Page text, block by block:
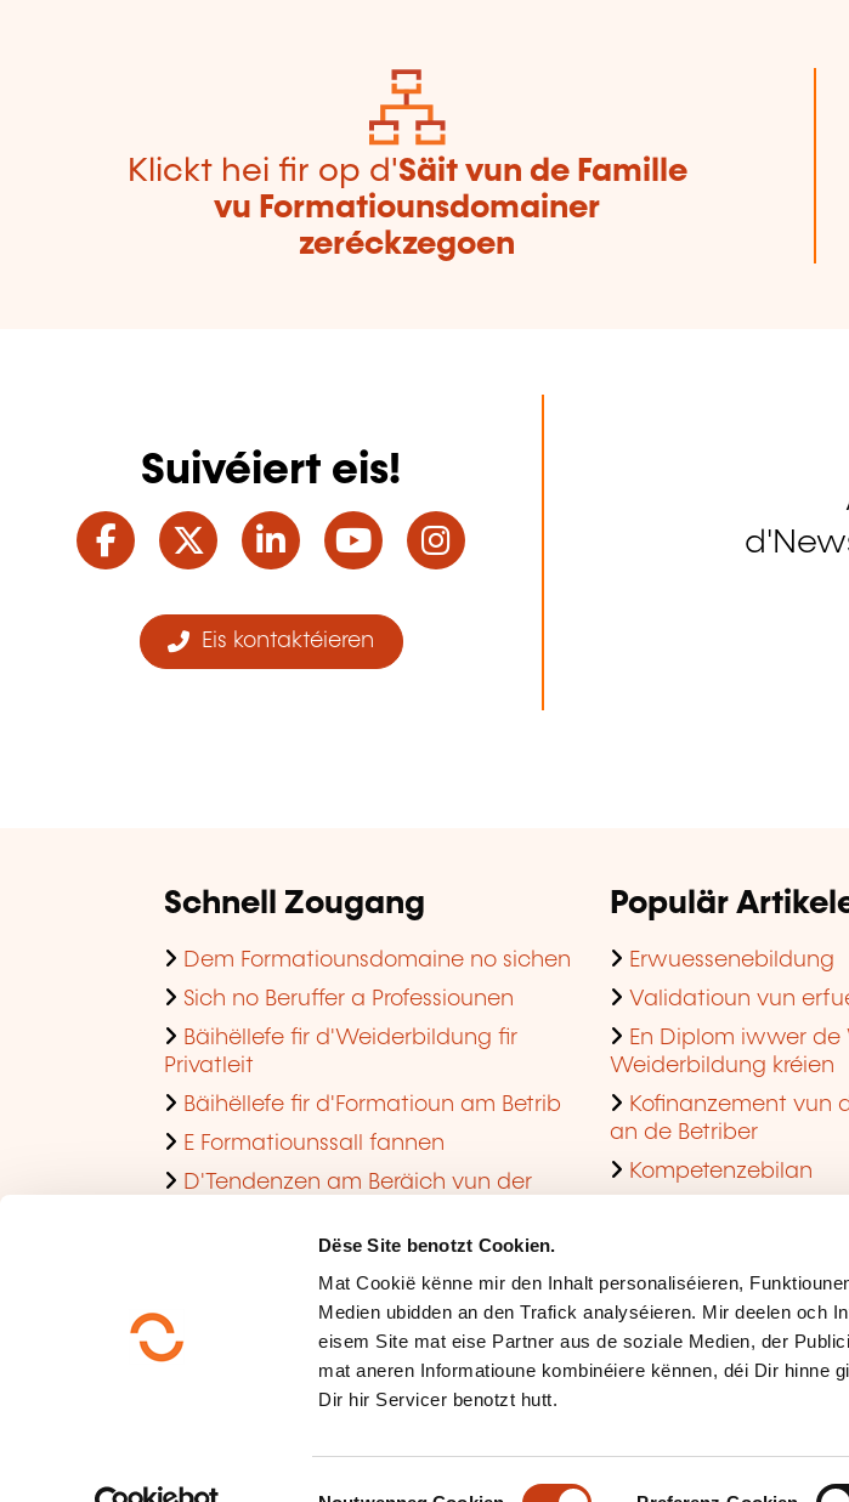
Dëse Site benotzt Cookien.
Mat Cookië kënne mir den Inhalt personaliséieren,
Medien ubidden an den Trafick analyséieren. Mir deelen och
eisem Site mat eise Partner aus de soziale Medien, der
mat aneren Informatioune kombinéiere kënnen, déi Dir hinne
Dir hir Servicer benotzt hutt.
Klickt hei fir op d'Säit vun de Famille
vu Formatiounsdomainer
zeréckzegoen
Suivéiert eis!
Facebook
TwitterLinkedInYouTube
Eis kontaktéieren
Schnell Zougang
Dem Formatiounsdomaine no sichen
Sich no Beruffer a Professiounen
Bäihëllefe fir d'Weiderbildung fir
Privatleit
Bäihëllefe fir d'Formatioun am Betrib
E Formatiounssall fannen
D'Tendenzen am Beräich vun der
Populär
Erwuessenebildung
Validatioun vun
En Diplom iwwer de
Weiderbildung kréien
Kofinanzement vun
an de Betriber
Kompetenzebilan